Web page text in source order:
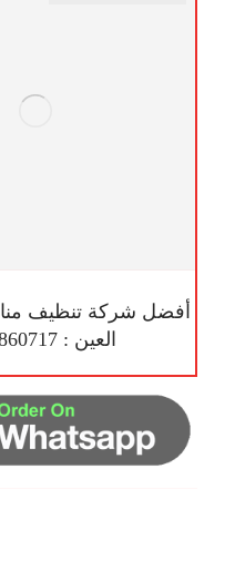
أفضل شركة تنظيف
العين : 0569860717